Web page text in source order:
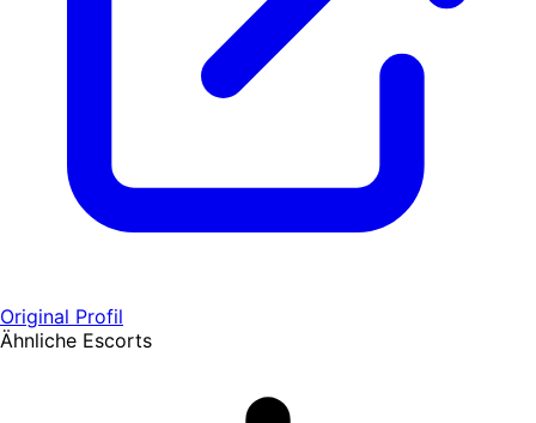
Original Profil
Ähnliche Escorts